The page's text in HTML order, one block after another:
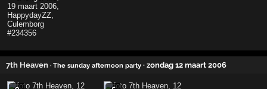
7th Heaven · The sunday afternoon party · zondag 12 maart 2006